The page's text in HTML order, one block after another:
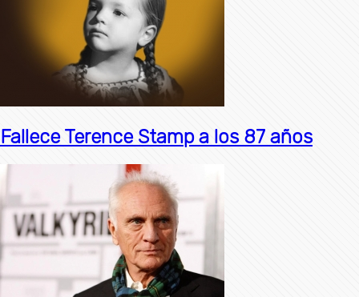
Fallece Terence Stamp a los 87 años